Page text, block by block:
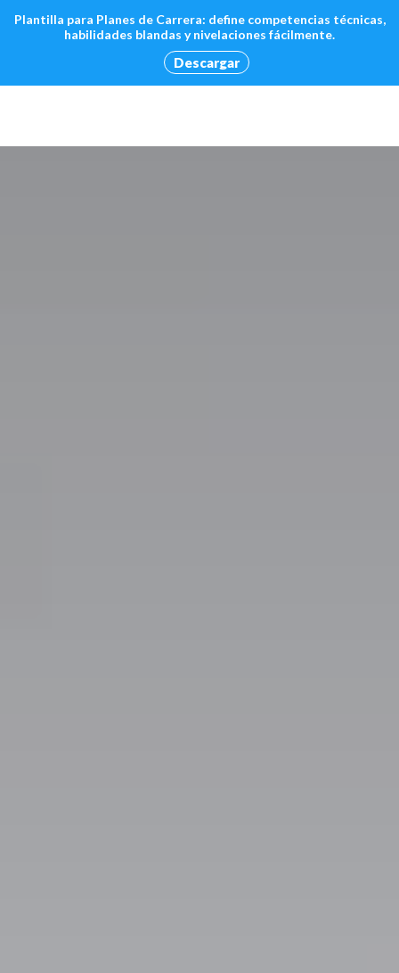
Plantilla para Planes de Carrera: define competencias técnicas,
habilidades blandas y nivelaciones fácilmente.
Descargar